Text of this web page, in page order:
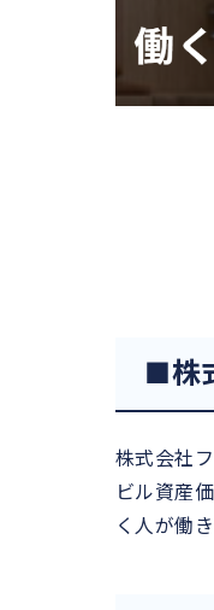
■株
株式会社
ビル資産
く人が働